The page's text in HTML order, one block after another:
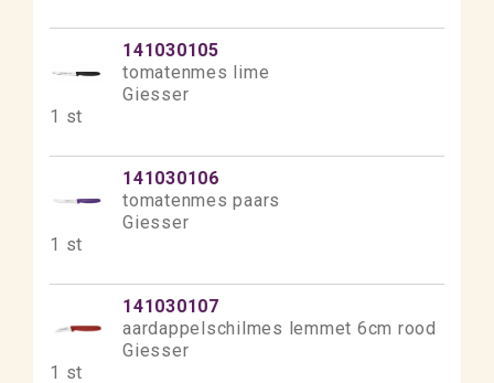
141030105
tomatenmes lime
Giesser
1 st
141030106
tomatenmes paars
Giesser
1 st
141030107
aardappelschilmes lemmet 6cm rood
Giesser
1 st